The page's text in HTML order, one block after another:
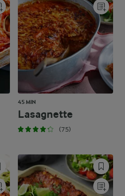
45 MIN
Lasagnette
(75)